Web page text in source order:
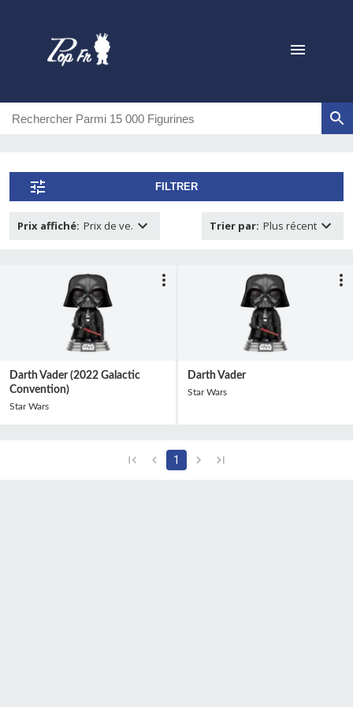
FILTRER
Prix affiché: Prix de ve. Trier par: Plus récent
Darth Vader (2022 Galactic
Convention)
Star Wars
Darth Vader
Star Wars
1